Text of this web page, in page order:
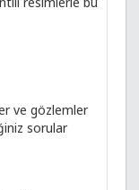
ve gözlemler
sorular